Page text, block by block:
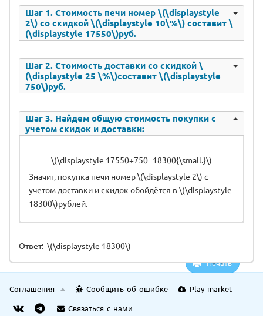
Печать
Шаг 1. Стоимость печи номер \(\displaystyle
2\) со скидкой \(\displaystyle 10\%\) составит \
(\displaystyle 17550\)руб.
Шаг 2. Стоимость доставки со скидкой \
(\displaystyle 25 \%\)составит \(\displaystyle
750\)руб.
Шаг 3. Найдем общую стоимость покупки с
учетом скидок и доставки:
\(\displaystyle 17550+750=18300{\small.}\)
Значит, покупка печи номер \(\displaystyle 2\) с
учетом доставки и скидок обойдётся в \(\displaystyle
18300\)рублей.
Ответ: \(\displaystyle 18300\)
Соглашения Сообщить об ошибке
Play market
Связаться с нами